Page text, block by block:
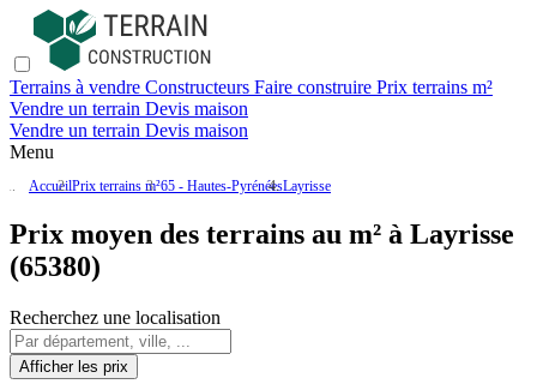
Terrains à vendre Constructeurs Faire construire Prix terrains m²
Vendre un terrain Devis maison
Vendre un terrain Devis maison
Menu
AccueilPrix terrains m²65 - Hautes-PyrénéesLayrisse
Prix moyen des terrains au m² à Layrisse
(65380)
Recherchez une localisation
Afficher les prix